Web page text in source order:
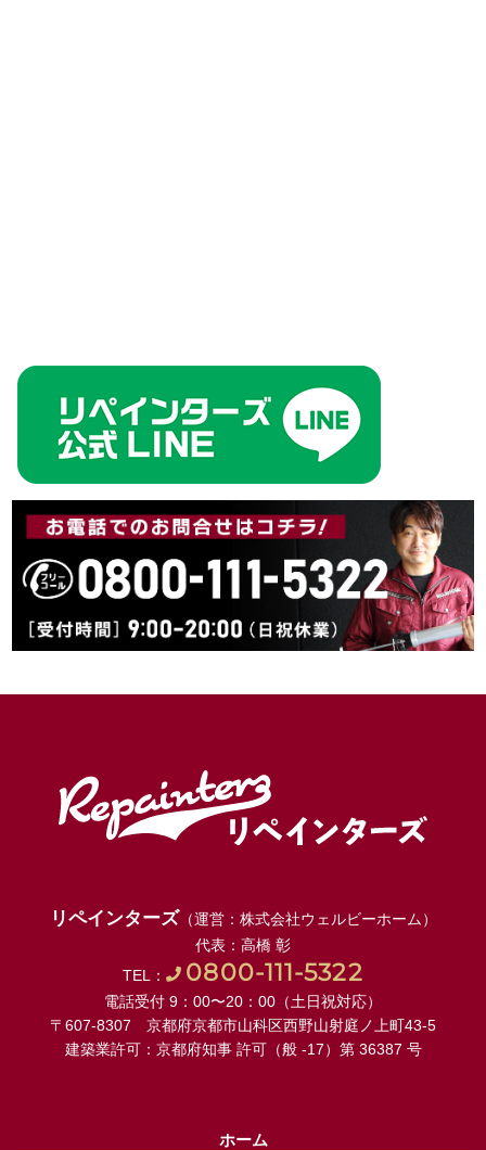
リペインターズ（運営：株式会社ウェルビーホーム）
代表：高橋 彰
TEL：
0800-111-5322
電話受付 9：00〜20：00（土日祝対応）
〒607-8307 京都府京都市山科区西野山射庭ノ上町43-5
建築業許可：京都府知事 許可（般 -17）第 36387 号
ホーム